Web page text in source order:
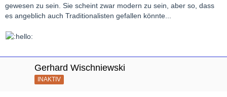
gewesen zu sein. Sie scheint zwar modern zu sein, aber so, dass
es angeblich auch Traditionalisten gefallen könnte...
Gerhard Wischniewski
INAKTIV